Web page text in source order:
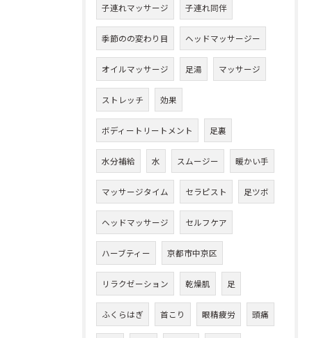
子連れマッサージ 子連れ同伴
季節のの変わり目 ヘッドマッサージー
オイルマッサージ 足湯 マッサージ
ストレッチ 効果
ボディートリートメント 足裏
水分補給 水 スムージー 暖かい手
マッサージタイム セラピスト 足ツボ
ヘッドマッサージ セルフケア
ハーブティー 京都市中京区
リラクゼーション 乾燥肌 足
ふくらはぎ 首こり 眼精疲労 頭痛